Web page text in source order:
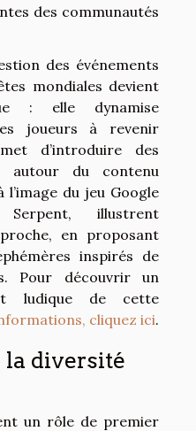
des communautés
des événements
mondiales devient
: elle dynamise
joueurs à revenir
d’introduire des
autour du contenu
l’image du jeu Google
illustrent
en proposant
inspirés de
Pour découvrir un
ludique de cette
cliquez ici.
diversité
un rôle de premier